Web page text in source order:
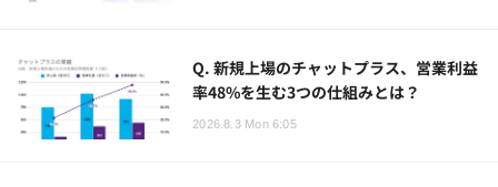
Q. 新規上場のチャットプラス、営業利益
率48%を生む3つの仕組みとは？
2026.8.3 Mon 6:05